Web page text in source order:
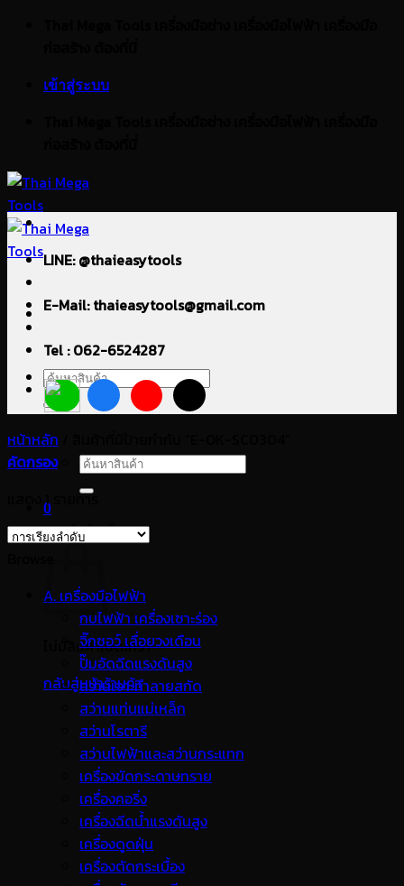
เข้าสู่ระบบ
ค้นหา:
ค้นหา:
0
ตะกร้าสินค้า
ไม่มีสินค้าในตะกร้า
กลับสู่หน้าร้านค้า
LINE: @thaieasytools
E-Mail: thaieasytools@gmail.com
Tel : 062-6524287
หน้าหลัก
คัดกรอง
แสดง 1 รายการ
A. เครื่องมือไฟฟ้า
กบไฟฟ้า เครื่องเซาะร่อง
จิ๊กซอว์ เลื่อยวงเดือน
ปั๊มอัดฉีดแรงดันสูง
สว่านเจาะทำลายสกัด
สว่านแท่นแม่เหล็ก
สว่านโรตารี
สว่านไฟฟ้าและสว่านกระแทก
เครื่องขัดกระดาษทราย
เครื่องคอริ่ง
เครื่องฉีดน้ำแรงดันสูง
เครื่องดูดฝุ่น
เครื่องตัดกระเบื้อง